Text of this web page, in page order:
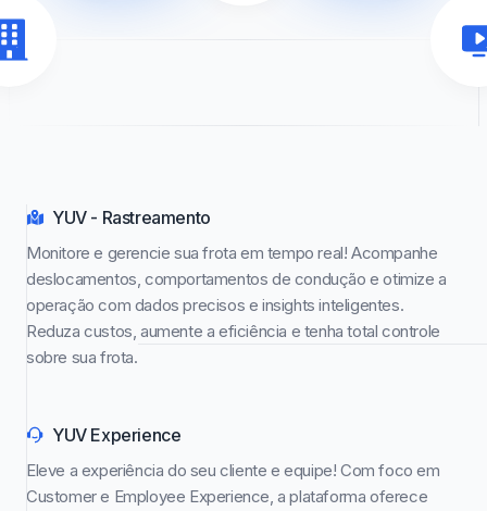
YUV - Rastreamento
Monitore e gerencie sua frota em tempo real! Acompanhe
deslocamentos, comportamentos de condução e otimize a
operação com dados precisos e insights inteligentes.
Reduza custos, aumente a eficiência e tenha total controle
sobre sua frota.
YUV Experience
Eleve a experiência do seu cliente e equipe! Com foco em
Customer e Employee Experience, a plataforma oferece